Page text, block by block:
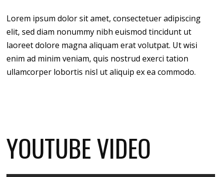
Lorem ipsum dolor sit amet, consectetuer adipiscing
elit, sed diam nonummy nibh euismod tincidunt ut
laoreet dolore magna aliquam erat volutpat. Ut wisi
enim ad minim veniam, quis nostrud exerci tation
ullamcorper lobortis nisl ut aliquip ex ea commodo.
YOUTUBE VIDEO